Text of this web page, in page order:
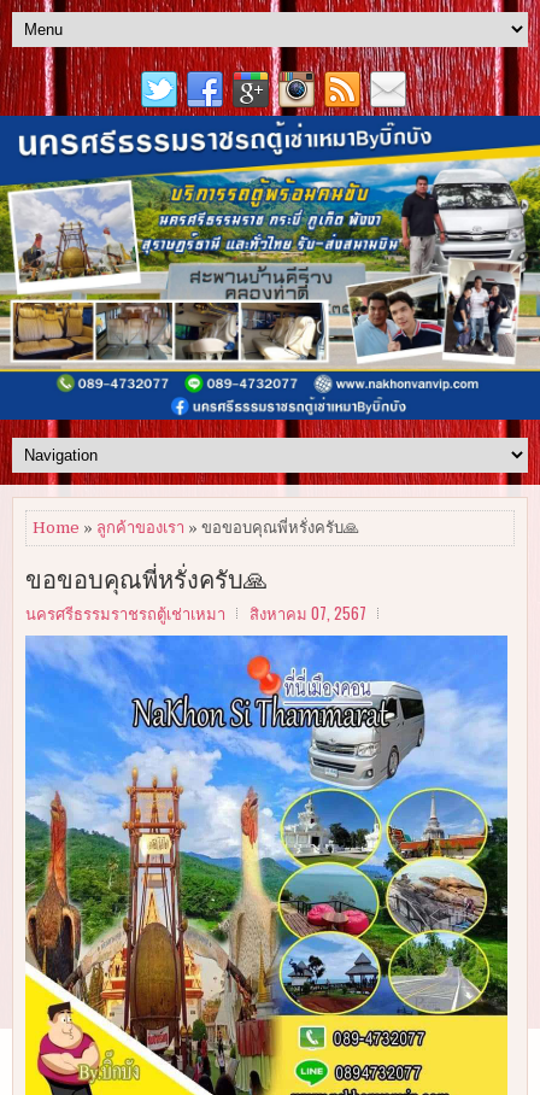
Home » ลูกค้าของเรา » ขอขอบคุณพี่หรั่งครับ🙏
ขอขอบคุณพี่หรั่งครับ🙏
นครศรีธรรมราชรถตู้เช่าเหมา สิงหาคม 07, 2567